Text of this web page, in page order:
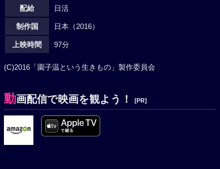
配給 日活
制作国 日本（2016）
上映時間 97分
(C)2016「園子温という生きもの」製作委員会
動画配信で映画を観よう！ [PR]